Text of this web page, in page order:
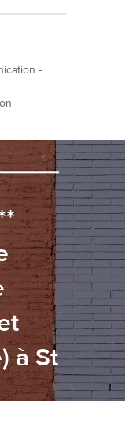
-
à St